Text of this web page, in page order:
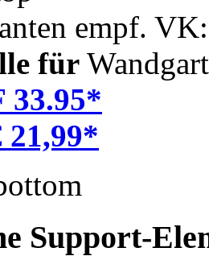
empf.
für
33.95*
21,99*
Support-